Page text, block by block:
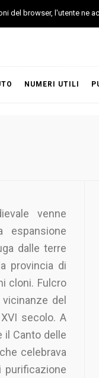
NUMERI UTILI
venne
espansione
dalle terre
provincia di
cloni. Fulcro
del
secolo. A
il Canto delle
celebrava
purificazione
del browser, l'utente ne